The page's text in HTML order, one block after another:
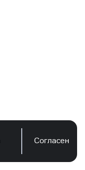
Согласен